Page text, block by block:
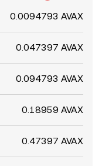
0.0094793 AVAX
0.047397 AVAX
0.094793 AVAX
0.18959 AVAX
0.47397 AVAX